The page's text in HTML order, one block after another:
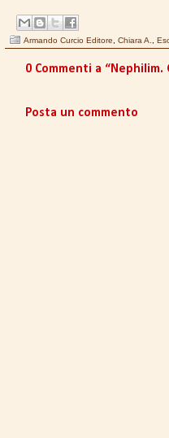
Armando Curcio Editore Chiara A.
0 Commenti a
Posta un commento